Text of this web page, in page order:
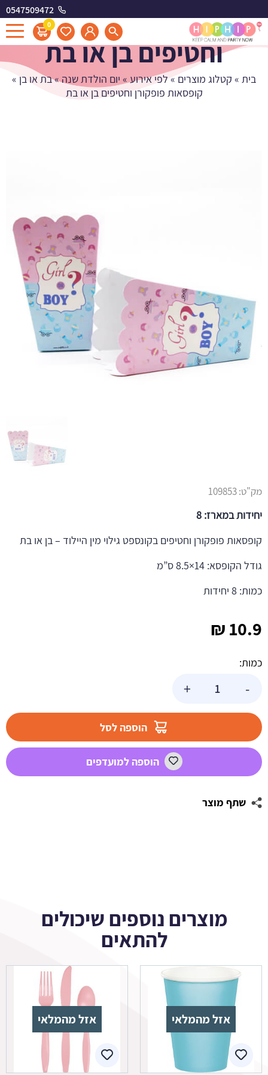
0547509472
0
קופסאות פופקורן
וחטיפים בן או בת
בית » קטלוג מוצרים » לפי אירוע» יום הולדת שנה»בת או בן »
קופסאות פופקורן וחטיפים בן או בת
10.9
₪
כמות:
-
בן
בת
+
הוספה לסל
הוספה למועדפים
שתף מוצר
מק"ט:109853
יחידות במארז: 8
קופסאות פופקורן וחטיפים בקונספט גילוי מין היילוד – בן או בת
גודל הקופסא: 14×8.5 ס”מ
כמות: 8 יחידות
מוצרים נוספים שיכולים
להתאים
אזל מהמלאי אזל מהמלאי